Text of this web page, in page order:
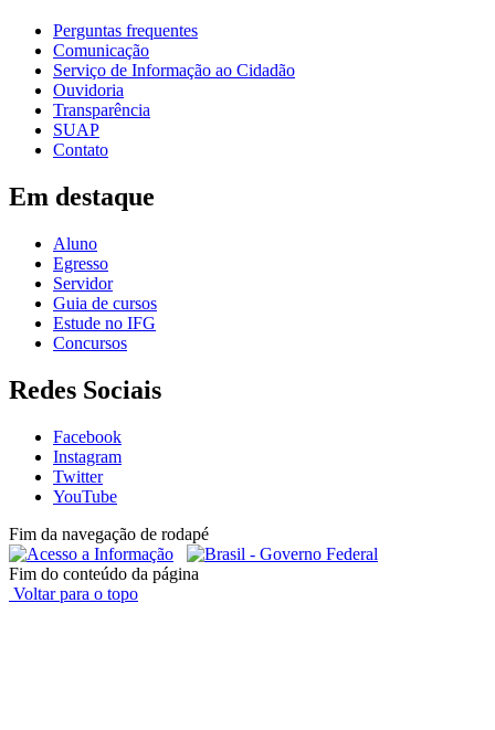
Perguntas frequentes
Comunicação
Serviço de Informação ao Cidadão
Ouvidoria
Transparência
SUAP
Contato
Em destaque
Aluno
Egresso
Servidor
Guia de cursos
Estude no IFG
Concursos
Redes Sociais
Facebook
Instagram
Twitter
YouTube
Fim da navegação de rodapé
Fim do conteúdo da página
Voltar para o topo